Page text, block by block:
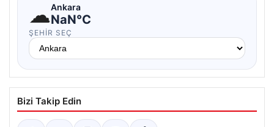
☁Ankara
NaN°C
ŞEHIR SEÇ
Bizi Takip Edin